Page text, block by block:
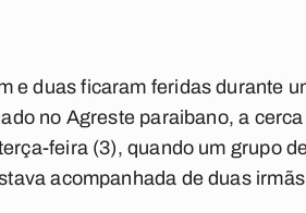
e duas ficaram feridas durante
no Agreste paraibano, a
feira (3), quando um grupo
acompanhada de duas